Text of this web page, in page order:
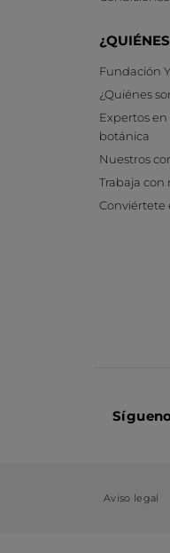
Fundación
¿Quiénes
Expertos
botánica
Nuestros
Trabaja con
Conviértete
Aviso legal